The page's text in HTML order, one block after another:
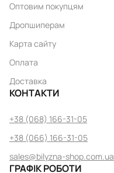
Оптовим покупцям
Дропшиперам
Карта сайту
Оплата
Доставка
КОНТАКТИ
+38 (068) 166-31-05
+38 (066) 166-31-05
sales@bilyzna-shop.com.ua
ГРАФІК РОБОТИ